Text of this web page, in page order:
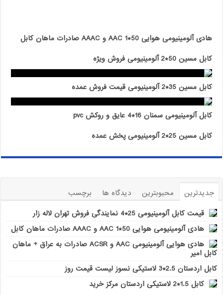
هادی آلومینیومی هوایی 50*1 AAC و AAAC صادرات ماهان کابل
کابل مسین 50*2 آلومینیومی فروش ویژه
کابل مسین 35*2 آلومینیومی قیمت فروش عمده
کابل آلومینیومی سمنان 16*4 عایق و روکش pvc
کابل مسین 25*2 آلومینیومی پخش عمده
جدیدترین محبوبترین دیدگاه ها
برچسب
قیمت کابل آلومینیومی 25*4 نمایندگی فروش تهران لاله زار
هادی آلومینیومی هوایی 50*1 AAC و AAAC صادرات ماهان کابل
هادی هوایی آلومینیومی AAC و ACSR صادرات به عراق + ماهان
کابل امیر
کابل اردستان 2.5*3 لاستیکی نسوز لیست قیمت روز
کابل 1.5*2 لاستیکی اردستان مرکز خرید